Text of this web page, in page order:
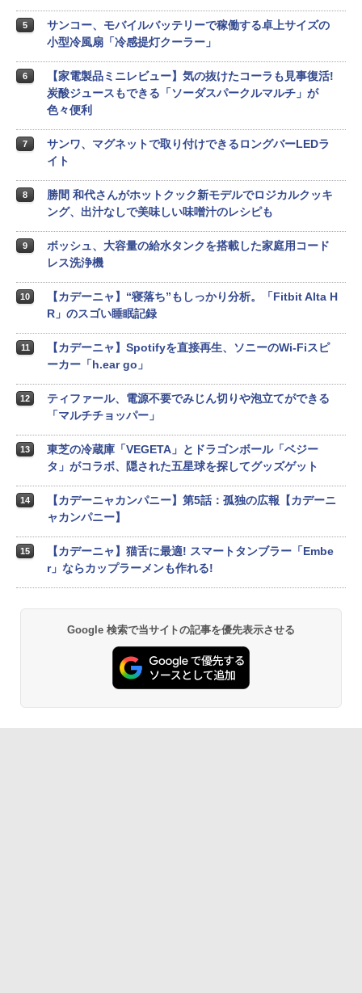
5
サンコー、モバイルバッテリーで稼働する卓上サイズの
小型冷風扇「冷感提灯クーラー」
6
【家電製品ミニレビュー】気の抜けたコーラも見事復活!
炭酸ジュースもできる「ソーダスパークルマルチ」が
色々便利
7
サンワ、マグネットで取り付けできるロングバーLEDラ
イト
8
勝間 和代さんがホットクック新モデルでロジカルクッキ
ング、出汁なしで美味しい味噌汁のレシピも
9
ボッシュ、大容量の給水タンクを搭載した家庭用コード
レス洗浄機
10
【カデーニャ】“寝落ち”もしっかり分析。「Fitbit Alta H
R」のスゴい睡眠記録
11
【カデーニャ】Spotifyを直接再生、ソニーのWi-Fiスピ
ーカー「h.ear go」
12
ティファール、電源不要でみじん切りや泡立てができる
「マルチチョッパー」
13
東芝の冷蔵庫「VEGETA」とドラゴンボール「ベジー
タ」がコラボ、隠された五星球を探してグッズゲット
14
【カデーニャカンパニー】第5話：孤独の広報【カデーニ
ャカンパニー】
15
【カデーニャ】猫舌に最適! スマートタンブラー「Embe
r」ならカップラーメンも作れる!
Google 検索で当サイトの記事を優先表示させる